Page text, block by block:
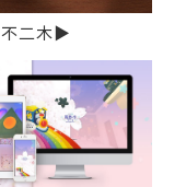
不二木▶️